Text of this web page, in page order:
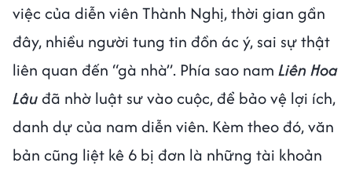
việc của diễn viên Thành Nghị, thời gian gần
đây, nhiều người tung tin đồn ác ý, sai sự thật
liên quan đến “gà nhà”. Phía sao nam Liên Hoa
Lâuđã nhờ luật sư vào cuộc, để bảo vệ lợi ích,
danh dự của nam diễn viên. Kèm theo đó, văn
bản cũng liệt kê 6 bị đơn là những tài khoản